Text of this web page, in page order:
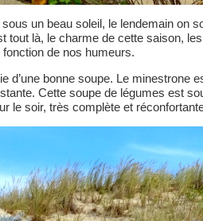
un beau soleil, le lendemain on
tout là, le charme de cette saison,
de nos humeurs.
d’une bonne soupe. Le minestrone
Cette soupe de légumes est
le soir, très complète et